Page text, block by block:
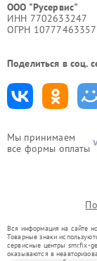
Мы принимаем
все формы оплаты
ООО "Русервис"
ИНН 7702633247
ОГРН
Поделиться в соц.
Вся информация на сайте
Товарные знаки
сервисные центры smr.fix-
оказываются в